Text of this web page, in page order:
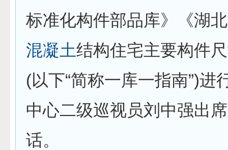
标准化构件部品库》《湖
混凝土结构住宅主要构件
(以下“简称一库一指南”)进
中心二级巡视员刘中强出
话。